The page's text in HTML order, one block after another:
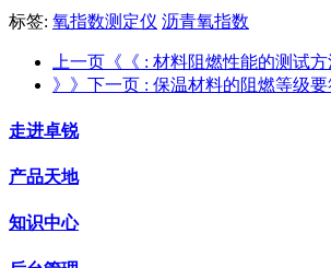
标签: 氧指数测定仪 沥青氧指数
上一页《《 : 材料阻燃性能的测试方
》》下一页 : 保温材料的阻燃等级
走进卓锐
产品天地
知识中心